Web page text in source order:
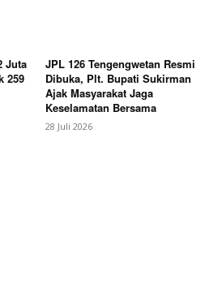
PABPDSI Provinsi Maluku
Kawal Asta Cita Presiden
Juta
259
JPL 126 Tengengwetan Resmi
Dibuka, Plt. Bupati Sukirman
Ajak Masyarakat Jaga
Keselamatan Bersama
28 Juli 2026